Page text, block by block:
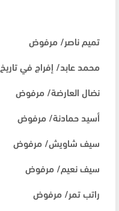
تميم ناصر/ مرفوض
محمد عابد/ إفراج في تاريخ 9/11/2025
نضال العارضة/ مرفوض
أسيد حمادنة/ مرفوض
سيف شاويش/ مرفوض
سيف نعيم/ مرفوض
راتب تمر/ مرفوض